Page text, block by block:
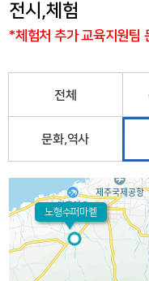
전시,체험
*체험처 추가 교육지원
전체
문화,역사
노형수퍼마켙